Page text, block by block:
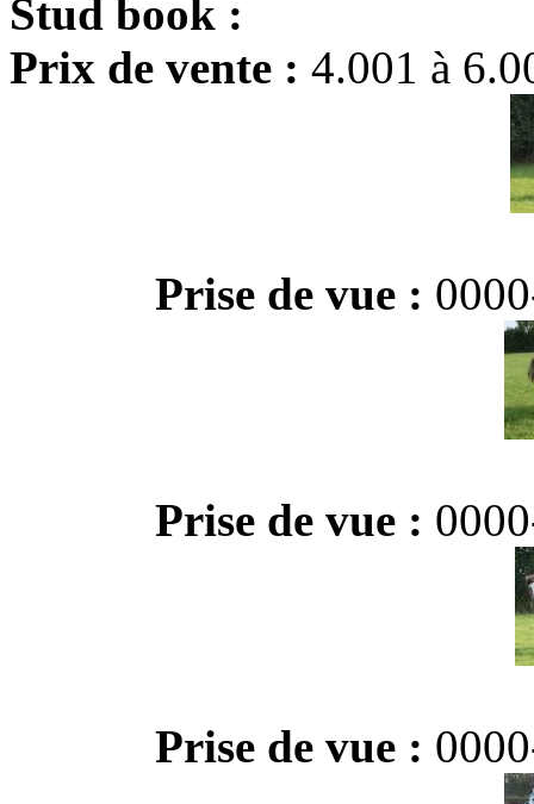
Stud book :
Prix de vente : 4.001 à
Prise de vue :
Prise de vue :
Prise de vue :